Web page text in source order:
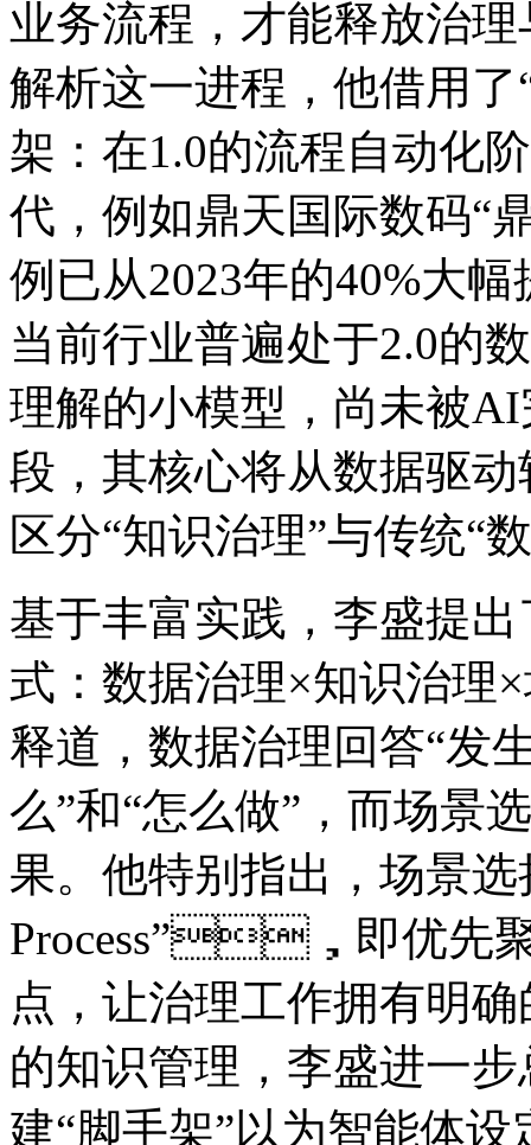
业务流程，才能释放
解析这一进程，他借用
架：在1.0的流程自动化
代，例如鼎天国际数
例已从2023年的40%大
当前行业普遍处于2.0的数
理解的小模型，尚未
段，其核心将从数据驱
区分“知识治理”与传统“
基于丰富实践，李盛
式：数据治理×知识治
释道，数据治理回答“发
么”和“怎么做”，而场
果。他特别指出，场景
Process”，即优先
点，让治理工作拥有
的知识管理，李盛进
建“脚手架”以为智能体设